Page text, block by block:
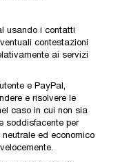
usando i contatti
contestazioni
ai servizi
e PayPal,
e risolvere le
caso in cui non sia
soddisfacente per
ed economico